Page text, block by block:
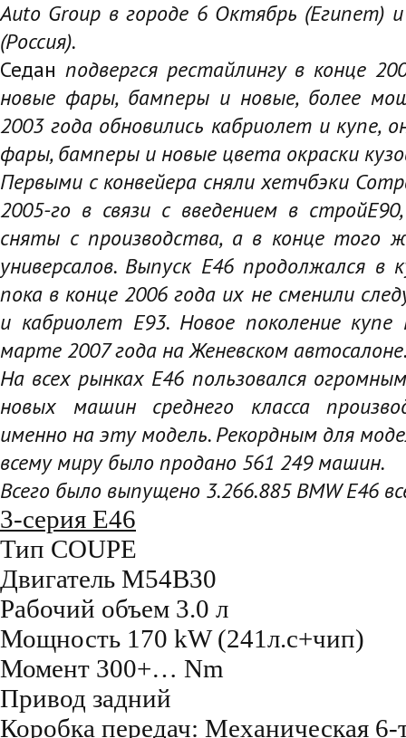
Auto Group в городе 6 Октябрь (Египет)
(Россия).
Седан подвергся рестайлингу в конце
новые фары, бамперы и новые, более
2003 года обновились кабриолет и купе,
фары, бамперы и новые цвета окраски
Первыми с конвейера сняли хетчбэки
2005-го в связи с введением в строй
сняты с производства, а в конце того
универсалов. Выпуск E46 продолжался в
пока в конце 2006 года их не сменили
и кабриолет Е93. Новое поколение
марте 2007 года на Женевском автосалоне
На всех рынках E46 пользовался
новых машин среднего класса
именно на эту модель. Рекордным для
всему миру было продано 561 249 машин.
Всего было выпущено 3.266.885 BMW E46
3-серия E46
Тип COUPE
Двигатель M54B30
Рабочий объем 3.0 л
Мощность 170 kW (241л.с+чип)
Момент 300+… Nm
Привод задний
Коробка передач: Механическая 6-